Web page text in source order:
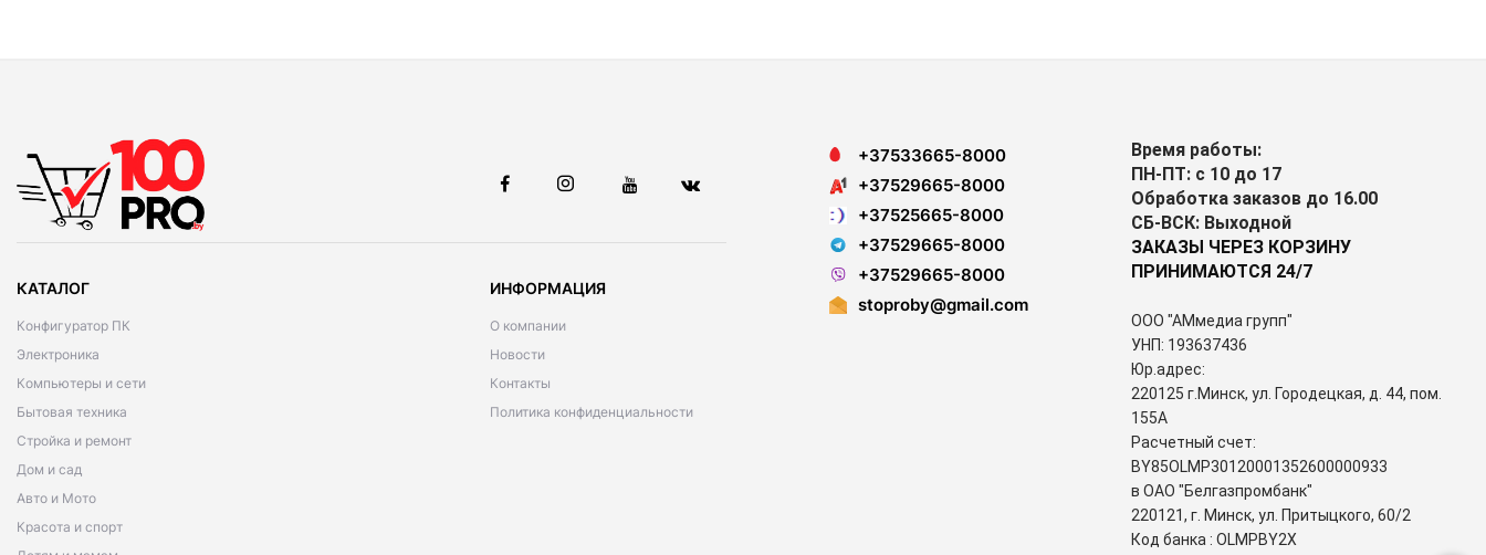
КАТАЛОГ
Конфигуратор ПК
Электроника
Компьютеры и сети
Бытовая техника
Стройка и ремонт
Дом и сад
Авто и Мото
Красота и спорт
ИНФОРМАЦИЯ
О компании
Новости
Контакты
Политика конфиденциальности
+37533665-8000
+37529665-8000
+37525665-8000
+37529665-8000
+37529665-8000
stoproby@gmail.com
Время работы:
ПН-ПТ: с 10 до 17
Обработка заказов до 16.00
СБ-ВСК: Выходной
ЗАКАЗЫ ЧЕРЕЗ КОРЗИНУ
ПРИНИМАЮТСЯ 24/7
ООО "АМмедиа групп"
УНП: 193637436
Юр.адрес:
220125 г.Минск, ул. Городецкая, д. 44, пом.
155А
Расчетный счет:
BY85OLMP30120001352600000933
в ОАО "Белгазпромбанк"
220121, г. Минск, ул. Притыцкого, 60/2
Код банка : OLMPBY2X